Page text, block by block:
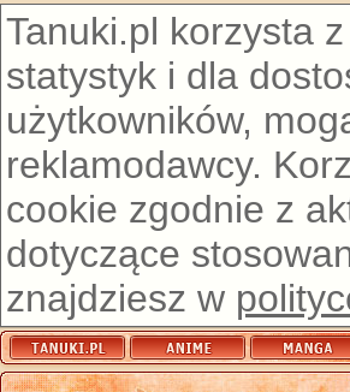
Tanuki.pl korzysta
statystyk i dla
użytkowników,
reklamodawcy.
cookie zgodnie z
dotyczące
znajdziesz w